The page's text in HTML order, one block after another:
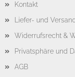
Kontakt
Liefer- und
Widerrufsrecht &
Privatsphäre und
AGB